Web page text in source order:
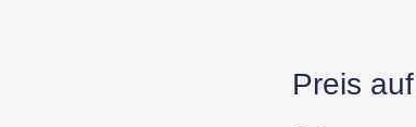
Preis